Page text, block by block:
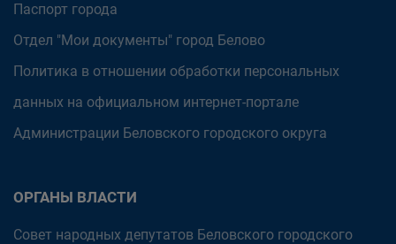
Паспорт города
Отдел "Мои документы" город Белово
Политика в отношении обработки персональных
данных на официальном интернет-портале
Администрации Беловского городского округа
ОРГАНЫ ВЛАСТИ
Совет народных депутатов Беловского городского